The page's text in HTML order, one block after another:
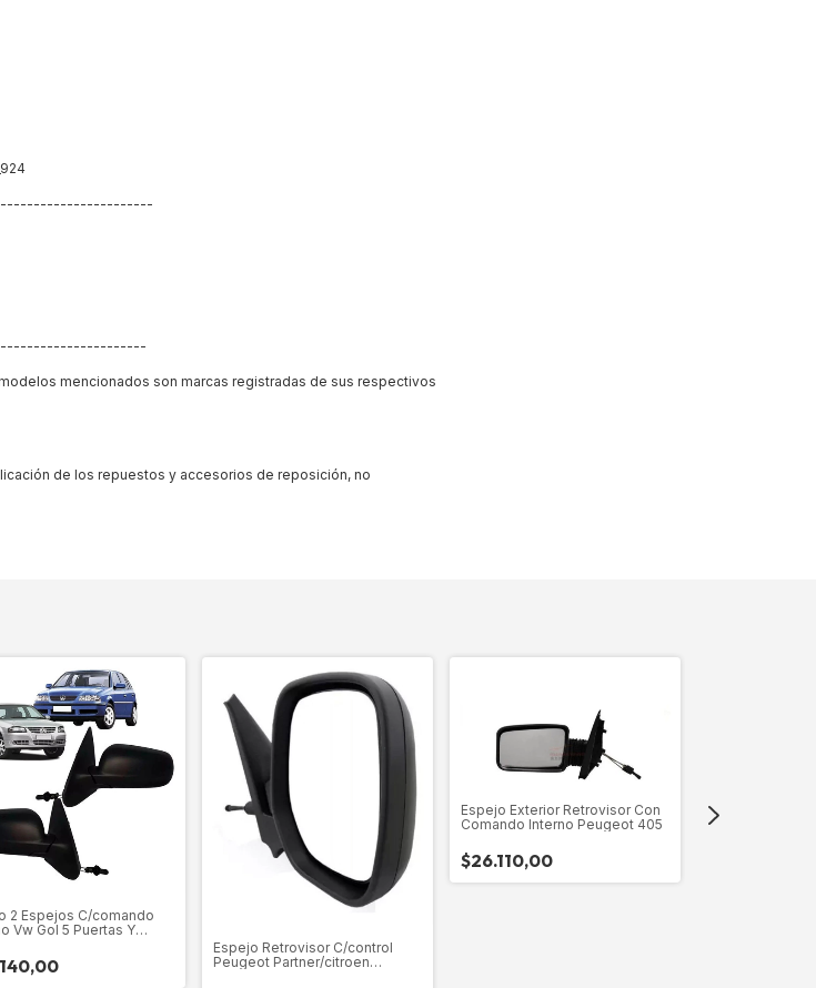
mencionados son marcas registradas de sus respectivos
de los repuestos y accesorios de reposición, no
2 Espejos C/comando
Vw Gol 5 Puertas Y
Espejo Retrovisor C/control
Peugeot Partner/citroen
Espejo Exterior Retrovisor Con
Comando Interno Peugeot 405
$26.110,00